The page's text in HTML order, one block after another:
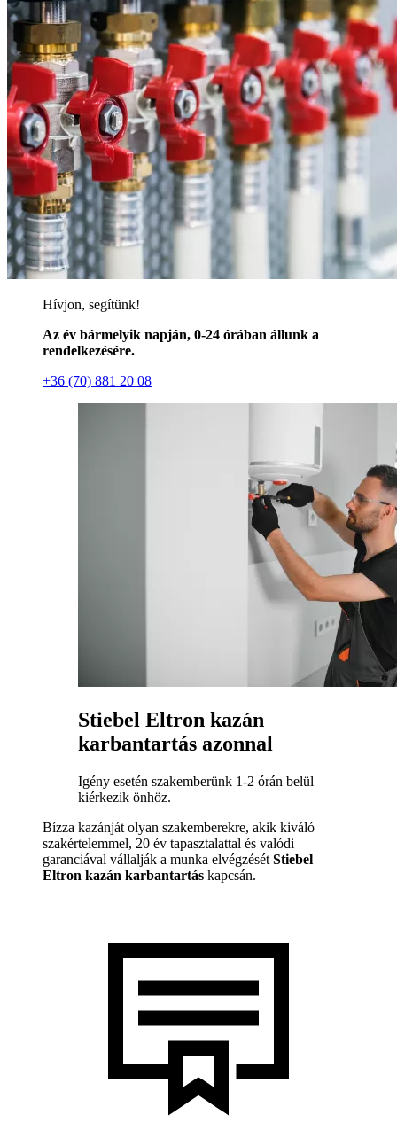
Hívjon, segítünk!
Az év bármelyik napján, 0-24 órában állunk a
rendelkezésére.
+36 (70) 881 20 08
Stiebel Eltron kazán
karbantartás azonnal
Igény esetén szakemberünk 1-2 órán belül
kiérkezik önhöz.
Bízza kazánját olyan szakemberekre, akik kiváló
szakértelemmel, 20 év tapasztalattal és valódi
garanciával vállalják a munka elvégzését Stiebel
Eltron kazán karbantartás kapcsán.